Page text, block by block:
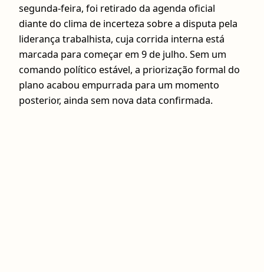
segunda-feira, foi retirado da agenda oficial
diante do clima de incerteza sobre a disputa pela
liderança trabalhista, cuja corrida interna está
marcada para começar em 9 de julho. Sem um
comando político estável, a priorização formal do
plano acabou empurrada para um momento
posterior, ainda sem nova data confirmada.